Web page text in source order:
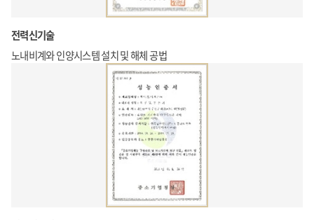
전력신기술
노내비계와 인양시스템 설치 및 해체 공법